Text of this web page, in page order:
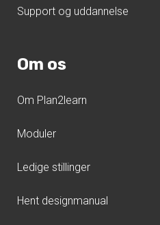
Support og uddannelse
Om os
Om Plan2learn
Moduler
Ledige stillinger
Hent designmanual